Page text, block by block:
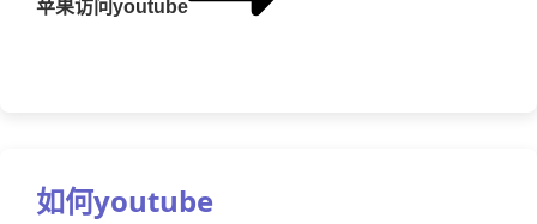
苹果访问youtube
如何youtube